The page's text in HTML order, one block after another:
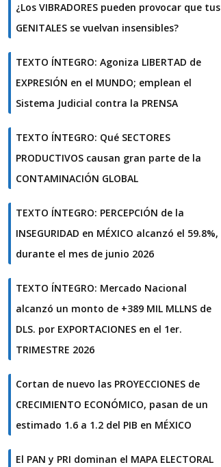
¿Los VIBRADORES pueden provocar que tus
GENITALES se vuelvan insensibles?
TEXTO ÍNTEGRO: Agoniza LIBERTAD de
EXPRESIÓN en el MUNDO; emplean el
Sistema Judicial contra la PRENSA
TEXTO ÍNTEGRO: Qué SECTORES
PRODUCTIVOS causan gran parte de la
CONTAMINACIÓN GLOBAL
TEXTO ÍNTEGRO: PERCEPCIÓN de la
INSEGURIDAD en MÉXICO alcanzó el 59.8%,
durante el mes de junio 2026
TEXTO ÍNTEGRO: Mercado Nacional
alcanzó un monto de +389 MIL MLLNS de
DLS. por EXPORTACIONES en el 1er.
TRIMESTRE 2026
Cortan de nuevo las PROYECCIONES de
CRECIMIENTO ECONÓMICO, pasan de un
estimado 1.6 a 1.2 del PIB en MÉXICO
El PAN y PRI dominan el MAPA ELECTORAL